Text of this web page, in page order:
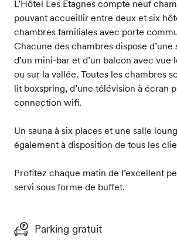
L’Hôtel Les Etagnes compte neuf
pouvant accueillir entre deux et six
chambres familiales avec porte
Chacune des chambres dispose d’une
d’un mini-bar et d’un balcon avec vue
ou sur la vallée. Toutes les chambres
lit boxspring, d’une télévision à écran
connection wifi.
Un sauna à six places et une salle
également à disposition de tous les
Profitez chaque matin de l’excellent
servi sous forme de buffet.
Parking gratuit